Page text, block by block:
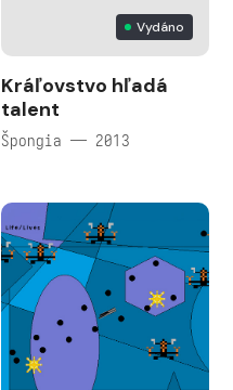
Vydáno
Kráľovstvo hľadá
talent
Špongia — 2013